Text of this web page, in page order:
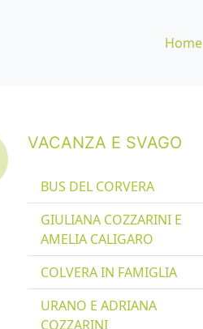
Home
VACANZA E SVAGO
BUS DEL CORVERA
GIULIANA COZZARINI E
AMELIA CALIGARO
COLVERA IN FAMIGLIA
URANO E ADRIANA
COZZARINI